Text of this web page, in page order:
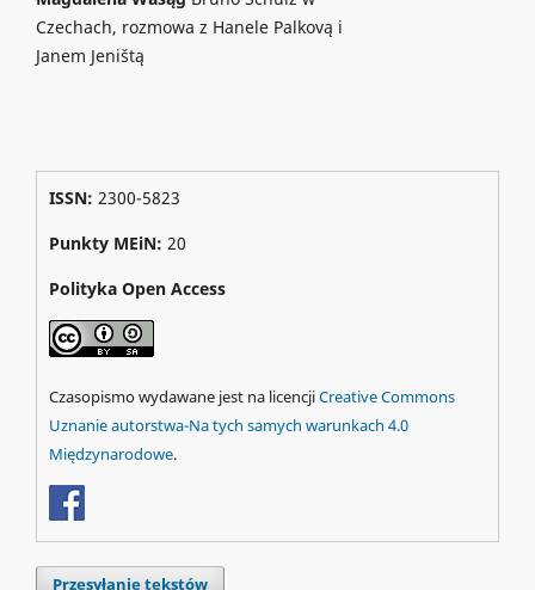
Czechach, rozmowa z Hanele Palkovą i
Janem Jeništą
ISSN: 2300-5823
Punkty MEiN: 20
Polityka Open Access
Czasopismo wydawane jest na licencjiCreative Commons
Uznanie autorstwa-Na tych samych warunkach 4.0
Międzynarodowe.
Przesyłanie tekstów